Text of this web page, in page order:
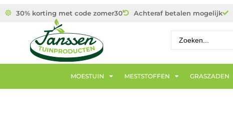
30% korting met code zomer30 Achteraf betalen mogelijk
MOESTUIN MESTSTOFFEN GRASZADEN